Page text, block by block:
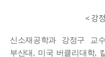
< 강
신소재공학과 강정구 교
부산대 , 미국 버클리대학,